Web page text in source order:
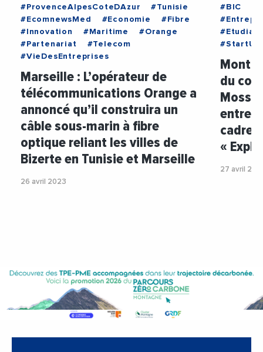
#ProvenceAlpesCoteDAzur
#Tunisie
#EcomnewsMed
#Economie
#Fibre
#Innovation
#Maritime
#Orange
#Partenariat
#Telecom
#VieDesEntreprises
Marseille : L’opérateur de
télécommunications Orange a
annoncé qu’il construira un
câble sous-marin à fibre
optique reliant les villes de
Bizerte en Tunisie et Marseille
26 avril 2023
#BIC
#StartUp
du
cadre
«
27 avril